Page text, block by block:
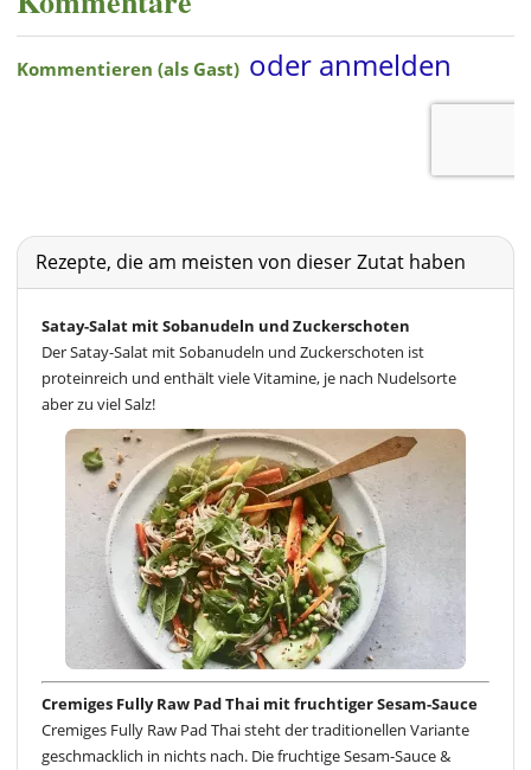
Rezepte, die am meisten von dieser Zutat haben
Satay-Salat mit Sobanudeln und Zuckerschoten
Der Satay-Salat mit Sobanudeln und Zuckerschoten ist
proteinreich und enthält viele Vitamine, je nach Nudelsorte
aber zu viel Salz!
Cremiges Fully Raw Pad Thai mit fruchtiger Sesam-Sauce
Cremiges Fully Raw Pad Thai steht der traditionellen Variante
geschmacklich in nichts nach. Die fruchtige Sesam-Sauce &